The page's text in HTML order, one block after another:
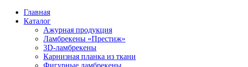
Главная
Каталог
Ажурная продукция
Ламбрекены «Престиж»
3D-ламбрекены
Карнизная планка из ткани
Фигурные ламбрекены